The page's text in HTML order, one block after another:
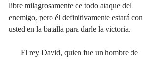
libre milagrosamente de todo ataque del
enemigo, pero él definitivamente estará con
usted en la batalla para darle la victoria.